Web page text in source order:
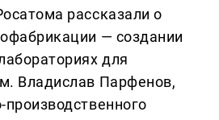
рассказали о
— создании
для
Владислав Парфенов,